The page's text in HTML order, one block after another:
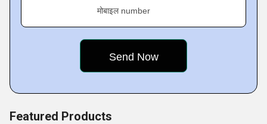
मोबाइल number
Featured Products